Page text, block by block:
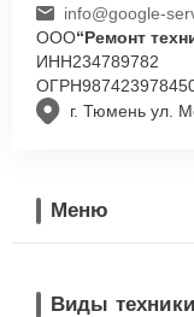
г. Тюмень ул.
info@google-
ООО“Ремонт
ИНН234789782
ОГРН
Меню
Виды техники